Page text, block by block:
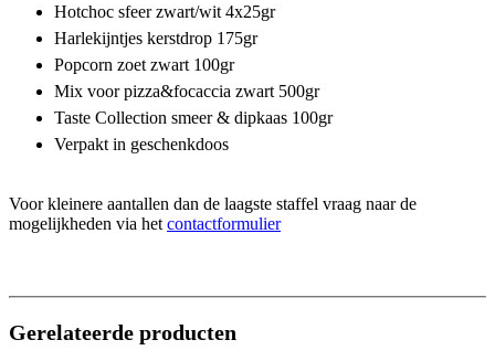
Hotchoc sfeer zwart/wit 4x25gr
Harlekijntjes kerstdrop 175gr
Popcorn zoet zwart 100gr
Mix voor pizza&focaccia zwart 500gr
Taste Collection smeer & dipkaas 100gr
Verpakt in geschenkdoos
Voor kleinere aantallen dan de laagste staffel vraag naar de
mogelijkheden via het contactformulier
Gerelateerde producten